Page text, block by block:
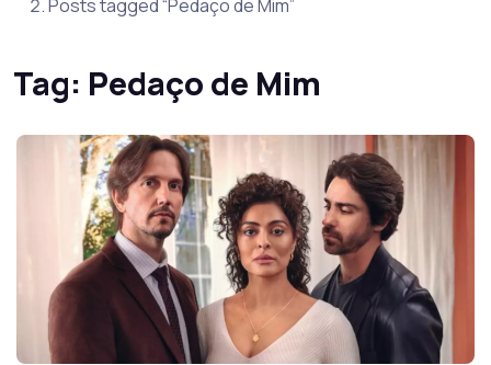
Posts tagged “Pedaço de Mim”
Tag: Pedaço de Mim